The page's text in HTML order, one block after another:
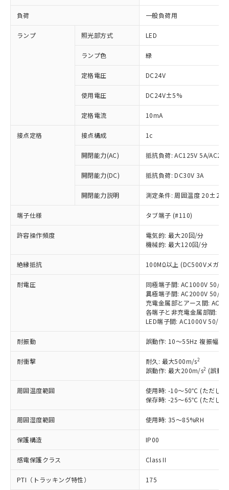
負荷 一般負荷用
ランプ 照光部方式 LED
ランプ色 緑
定格電圧 DC24V
使用電圧 DC24V±5%
定格電流 10mA
接点定格 接点構成 1c
開閉能力(AC) 抵抗負荷: AC125V 5A/
開閉能力(DC) 抵抗負荷: DC30V 3A
開閉能力説明 測定条件: 周囲温度 20±2℃
端子仕様 タブ端子 (#110)
許容操作頻度
電気的: 最大20回/分
機械的: 最大120回/分
絶縁抵抗 100MΩ以上 (DC500Vメガ)
耐電圧
同極端子間: AC1000V 50/
異極端子間: AC2000V 50/
充電金属部とアース間:
各端子と非充電金属部間:
LED端子間: AC1000V 50/
耐振動 誤動作: 10～55Hz 複振幅
耐衝撃 耐久: 最大500m/s2
誤動作: 最大200m/s2 (誤動
周囲温度範囲
使用時: -10～50℃ (ただし、
保存時: -25～65℃ (ただし、
周囲湿度範囲 使用時: 35～85%RH
保護構造 IP00
感電保護クラス Class II
PTI（トラッキング特性） 175
以下の条件をお読みいただき、同意のうえ
本サービスは、当社制御機器事業取扱
商品の当社在庫状況および標準価格
(税抜)を提供させていただくもので
当社制御機器事業取扱商品の中には、
本サービスの対象外となる商品もある
在庫状況および標準価格照会結果は、
記載している更新日時点での社内デー
タに基づき作成されるものであり、閲
覧された時点での実際の在庫および標
準価格とは異なる場合があることをご
了承ください。
※1 対応状況
対応済み：EU RoHS指令（10物質）の
非含有に対応した製品が提供可能な商品で
対応予定：EU RoHS指令（10物質）の非含
有に対応した製品に切り替える予定のある
対応予定なし：EU RoHS指令（10物質）の
調査・確認中：EU RoHS指令（10物質）の
非含有の対応状況を調査中または確認中の
非該当品：ライセンス料など無形物で、有
害物質有無と関係のない商品です。
仕入先様の事情により、非含有部品として
いたものが、含有品と判明した場合などや
むを得ず変更することがあります。
ミウム(Cd) 100ppm以下、
六価クロム(Cr(Ⅵ)) 1000ppm以下、ポリ臭化ビフェニル
類(PBB) 1000ppm以下、ポリ臭化ジフェニルエーテル類
(PBDE) 1000ppm以下、フタル酸ビス(2-エチルヘキシ
「○」：最大均質材料含有率が中国RoHSの
基準値以下であることを示します。
「×」：最大均質材料含有率が中国RoHSの
基準値を超えていることを示します。
「－」：未確認です。当社販売部門へお問
*中国RoHS10物質の基準値 (GB/T26572)：
Pb(鉛) :1000ppm、 Hg(水銀) : 1000ppm、 Cd(カドミウ
Cr(Ⅵ)(六価クロム) : 1000ppm、 PBBs(ポリ臭化ビフェ
当社は、これら貴社製品のうち、外国
為替および外国貿易法に定める商品
（以下｢規制貨物等」という）を輸出
または国外への提供する場合は、日本
国政府の輸出許可(または役務取引許
可)を取得するなどの必要な手続きを
とります。
号
一定数以上の在庫あり